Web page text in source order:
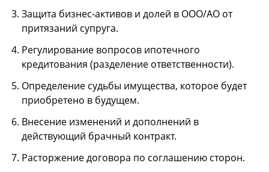
Защита бизнес-активов и долей в ООО/АО от
притязаний супруга.
Регулирование вопросов ипотечного
кредитования (разделение ответственности).
Определение судьбы имущества, которое будет
приобретено в будущем.
Внесение изменений и дополнений в
действующий брачный контракт.
Расторжение договора по соглашению сторон.